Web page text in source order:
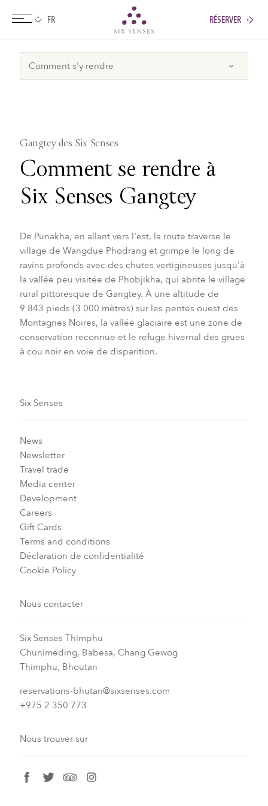
RÉSERVER
Gangtey des Six Senses
Comment se rendre à
Six Senses Gangtey
De Punakha, en allant vers l'est, la route traverse le
village de Wangdue Phodrang et grimpe le long de
ravins profonds avec des chutes vertigineuses jusqu'à
la vallée peu visitée de Phobjikha, qui abrite le village
rural pittoresque de Gangtey. À une altitude de
9 843 pieds (3 000 mètres) sur les pentes ouest des
Montagnes Noires, la vallée glaciaire est une zone de
conservation reconnue et le refuge hivernal des grues
à cou noir en voie de disparition.
Six Senses
News
Newsletter
Travel trade
Media center
Development
Careers
Gift Cards
Terms and conditions
Déclaration de confidentialité
Cookie Policy
Nous contacter
Six Senses Thimphu​
Chunimeding, Babesa, Chang Gewog​
Thimphu, Bhoutan​
reservations-bhutan@sixsenses.com
+975 2 350 773
Nous trouver sur
facebook
twitter tripadvisor